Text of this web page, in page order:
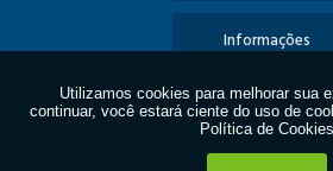
Informações
Contato